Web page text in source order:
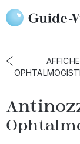
Aller au contenu
Accueil Annuaire
Antinozzi Paolo